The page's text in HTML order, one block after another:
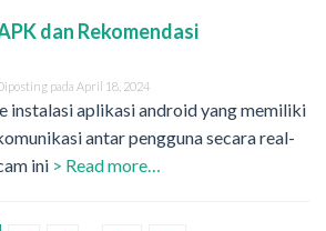
dan Rekomendasi
pada April 18, 2024
instalasi aplikasi android yang memiliki
antar pengguna secara real-
ini > Read more…